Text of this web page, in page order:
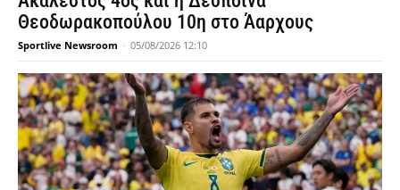
Θεοδωρακοπούλου 10η στο Άαρχους
Sportlive Newsroom - 05/08/2026 12:10